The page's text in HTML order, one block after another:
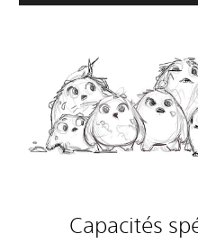
Capacités